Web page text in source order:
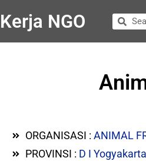
Kerja NGO
ORGANISASI : ANIMAL
PROVINSI : D I Yogyakarta